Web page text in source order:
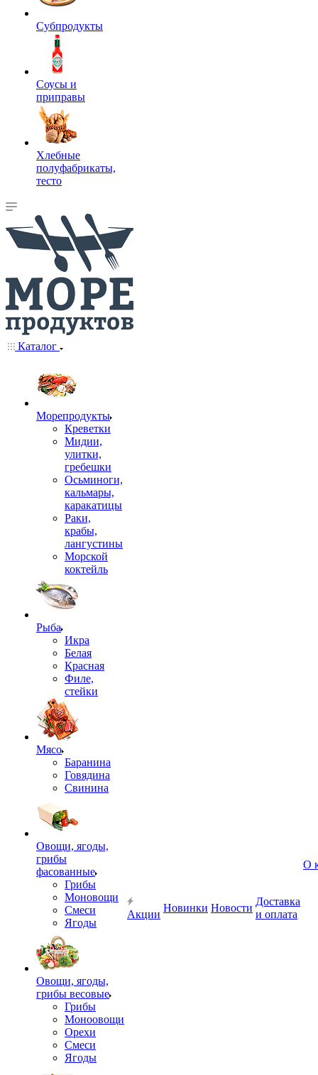
Субпродукты
Соусы и
приправы
Хлебные
полуфабрикаты,
тесто
Каталог
Морепродукты
Креветки
Мидии,
улитки,
гребешки
Осьминоги,
кальмары,
каракатицы
Раки,
крабы,
лангустины
Морской
коктейль
Рыба
Икра
Белая
Красная
Филе,
стейки
Мясо
Баранина
Говядина
Свинина
Овощи, ягоды,
грибы
фасованные
Грибы
Моновощи
Смеси
Ягоды
Овощи, ягоды,
грибы весовые
Грибы
Моноовощи
Орехи
Смеси
Ягоды
Акции
Новинки Новости
Доставка
и оплата
О